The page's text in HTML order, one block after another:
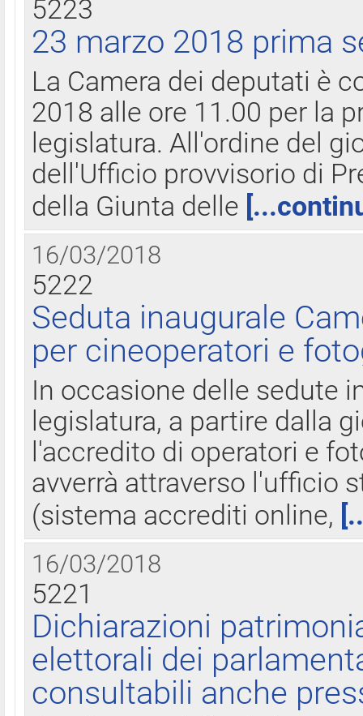
5223
23 marzo 2018 prima
La Camera dei deputati è
2018 alle ore 11.00 per la
legislatura. All'ordine del
dell'Ufficio provvisorio di
della Giunta delle
16/03/2018
5222
Seduta inaugurale
per cineoperatori e
In occasione delle sedute
legislatura, a partire dalla
l'accredito di operatori e
avverrà attraverso l'ufficio
(sistema accrediti online,
16/03/2018
5221
Dichiarazioni
elettorali dei
consultabili anche